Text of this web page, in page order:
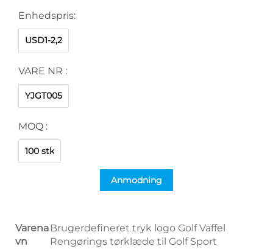
Enhedspris:
USD1-2,2
VARE NR :
YJGT005
MOQ :
100 stk
Anmodning
Varena
vn
Brugerdefineret tryk logo Golf Vaffel
Rengørings tørklæde til Golf Sport